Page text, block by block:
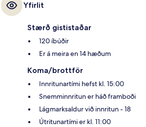
Yfirlit
Stærð gististaðar
120 íbúðir
Er á meira en 14 hæðum
Koma/brottför
Innritunartími hefst kl. 15:00
Snemminnritun er háð framboði
Lágmarksaldur við innritun - 18
Útritunartími er kl. 11:00